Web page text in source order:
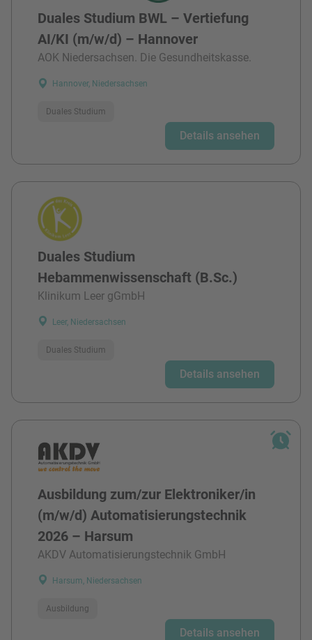
Duales Studium BWL – Vertiefung
AI/KI (m/w/d) – Hannover
AOK Niedersachsen. Die Gesundheitskasse.
Hannover, Niedersachsen
Duales Studium
Details ansehen
Duales Studium
Hebammenwissenschaft (B.Sc.)
Klinikum Leer gGmbH
Leer, Niedersachsen
Duales Studium
Details ansehen
Ausbildung zum/zur Elektroniker/in
(m/w/d) Automatisierungstechnik
2026 – Harsum
AKDV Automatisierungstechnik GmbH
Harsum, Niedersachsen
Ausbildung
Details ansehen